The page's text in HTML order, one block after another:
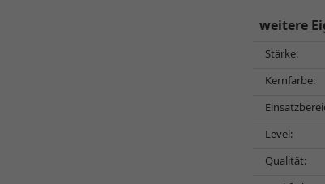
weitere
Stärke:
Kernfarbe:
Level:
Qualität: